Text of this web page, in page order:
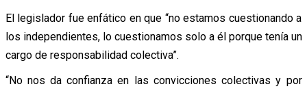
El legislador fue enfático en que “no estamos cuestionando a
los independientes, lo cuestionamos solo a él porque tenía un
cargo de responsabilidad colectiva”.
“No nos da confianza en las convicciones colectivas y por